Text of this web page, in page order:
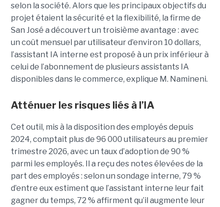
selon la société. Alors que les principaux objectifs du
projet étaient la sécurité et la flexibilité, la firme de
San José a découvert un troisième avantage : avec
un coût mensuel par utilisateur d’environ 10 dollars,
l’assistant IA interne est proposé à un prix inférieur à
celui de l’abonnement de plusieurs assistants IA
disponibles dans le commerce, explique M. Namineni.
Atténuer les risques liés à l’IA
Cet outil, mis à la disposition des employés depuis
2024, comptait plus de 96 000 utilisateurs au premier
trimestre 2026, avec un taux d’adoption de 90 %
parmi les employés. Il a reçu des notes élevées de la
part des employés : selon un sondage interne, 79 %
d’entre eux estiment que l’assistant interne leur fait
gagner du temps, 72 % affirment qu’il augmente leur